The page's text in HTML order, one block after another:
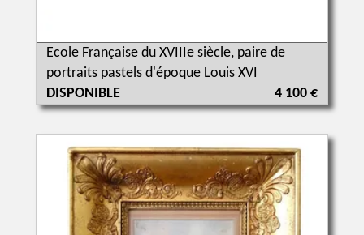
Ecole Française du XVIIIe siècle, paire de
portraits pastels d'époque Louis XVI
DISPONIBLE
4 100 €